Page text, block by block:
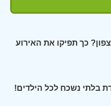
כך תפיקו את האירוע
בלתי נשכח לכל הילדים!